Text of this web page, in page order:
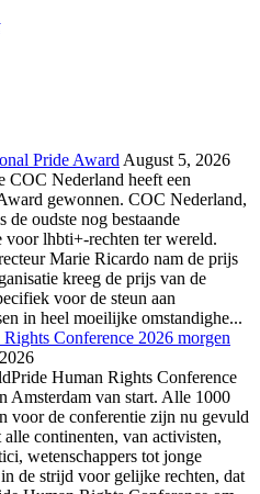
Pride Award August 5, 2026
COC Nederland heeft een
gewonnen. COC Nederland,
de oudste nog bestaande
voor lhbti+-rechten ter wereld.
Marie Ricardo nam de prijs
kreeg de prijs van de
voor de steun aan
in heel moeilijke omstandighe...
Conference 2026 morgen
Human Rights Conference
Amsterdam van start. Alle 1000
voor de conferentie zijn nu gevuld
continenten, van activisten,
wetenschappers tot jonge
de strijd voor gelijke rechten, dat